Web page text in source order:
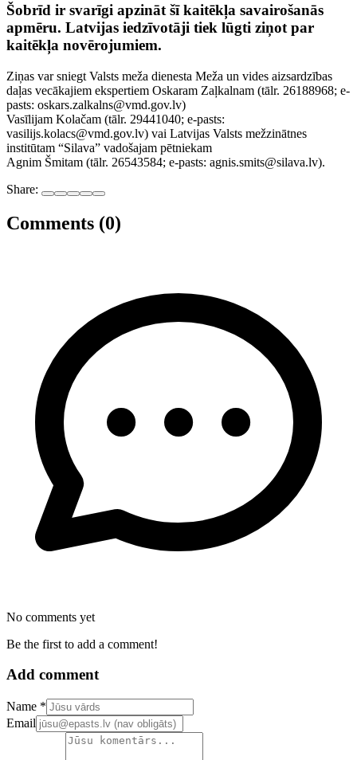
Šobrīd ir svarīgi apzināt šī kaitēkļa savairošanās
apmēru. Latvijas iedzīvotāji tiek lūgti ziņot par
kaitēkļa novērojumiem.
Ziņas var sniegt Valsts meža dienesta Meža un vides aizsardzības
daļas vecākajiem ekspertiem Oskaram Zaļkalnam (tālr. 26188968; e-
pasts: oskars.zalkalns@vmd.gov.lv)
Vasīlijam Kolačam (tālr. 29441040; e-pasts:
vasilijs.kolacs@vmd.gov.lv) vai Latvijas Valsts mežzinātnes
institūtam “Silava” vadošajam pētniekam
Agnim Šmitam (tālr. 26543584; e-pasts: agnis.smits@silava.lv).
Share:
Comments (0)
No comments yet
Be the first to add a comment!
Add comment
Confirm your email address
Name *
Email